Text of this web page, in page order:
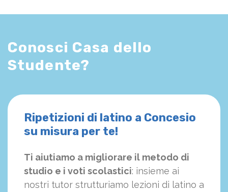
Conosci Casa dello
Studente?
Ripetizioni di latino a Concesio
su misura per te!
Ti aiutiamo a migliorare il metodo di
studio e i voti scolastici: insieme ai
nostri tutor strutturiamo lezioni di latino a